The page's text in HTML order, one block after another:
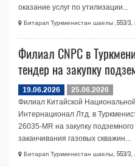
оказание услуг по утилизации...
Битарап Туркменистан шаелы ,553/
Филиал CNPC в
тендер на закупку
19.06.2026
25.06.2026
Филиал Китайской
Интернационал Лтд. в
26035-МR на закупку
заканчивания газовых скважин...
Битарап Туркменистан шаелы, 553/